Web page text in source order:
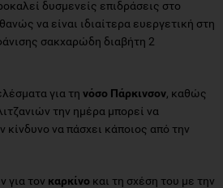
δυσμενείς επιδράσεις στο
να είναι ιδιαίτερα ευεργετική στη
σακχαρώδη διαβήτη 2
για τη νόσο Πάρκινσον, καθώς
την ημέρα μπορεί να
κίνδυνο να πάσχει κάποιος από την
για τον καρκίνο και τη σχέση του με την